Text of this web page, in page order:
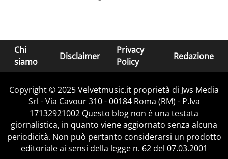
Chi
siamo
Disclaimer
Privacy
Policy
Redazione
Copyright © 2025 Velvetmusic.it proprietà di Jws Media
Srl - Via Cavour 310 - 00184 Roma (RM) - P.Iva
17132921002 Questo blog non è una testata
giornalistica, in quanto viene aggiornato senza alcuna
periodicità. Non può pertanto considerarsi un prodotto
editoriale ai sensi della legge n. 62 del 07.03.2001